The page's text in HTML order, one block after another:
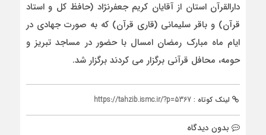
دارالقرآن استان از آقایان کریم جعفرنژاد (حافظ کل و استاد
قرآن) و باقر سلیمانی (قاری قرآن) که به صورت جهادی در
ایام ماه مبارک رمضان امسال با حضور در مساجد تبریز و
حومه، محافل قرآنی برگزار می کردند برگزار شد.
لینک کوتاه : https://tahzib.ismc.ir/?p=5367
بدون دیدگاه